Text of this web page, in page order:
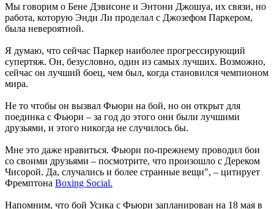
Мы говорим о Бене Дэвисоне и Энтони Джошуа, их связи, но
работа, которую Энди Ли проделал с Джозефом Паркером,
была невероятной.
Я думаю, что сейчас Паркер наиболее прогрессирующий
супертяж. Он, безусловно, один из самых лучших. Возможно,
сейчас он лучший боец, чем был, когда становился чемпионом
мира.
Не то чтобы он вызвал Фьюри на бой, но он открыт для
поединка с Фьюри – за год до этого они были лучшими
друзьями, и этого никогда не случилось бы.
Мне это даже нравиться. Фьюри по-прежнему проводил бои
со своими друзьями – посмотрите, что произошло с Дереком
Чисорой. Да, случались и более странные вещи", – цитирует
Фремптона Boxing Social.
Напомним, что бой Усика с Фьюри запланирован на 18 мая в